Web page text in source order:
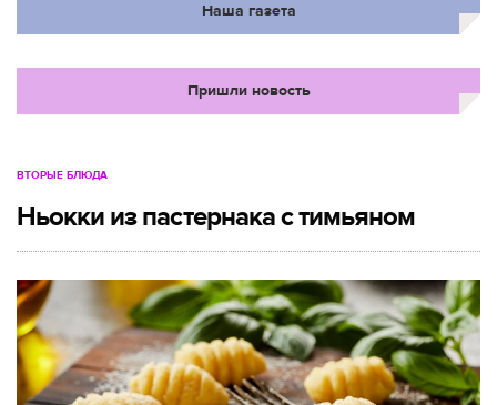
Наша газета
Пришли новость
ВТОРЫЕ БЛЮДА
Ньокки из пастернака с тимьяном